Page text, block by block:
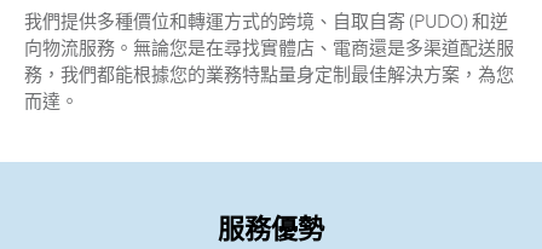
我們提供多種價位和轉運方式的跨境、自取自寄 (PUDO) 和逆
向物流服務。無論您是在尋找實體店、電商還是多渠道配送服
務，我們都能根據您的業務特點量身定制最佳解決方案，為您
而達。
服務優勢